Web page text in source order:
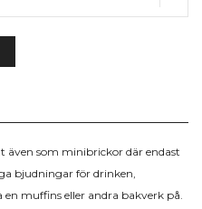
även som minibrickor där endast
bjudningar för drinken,
muffins eller andra bakverk på.